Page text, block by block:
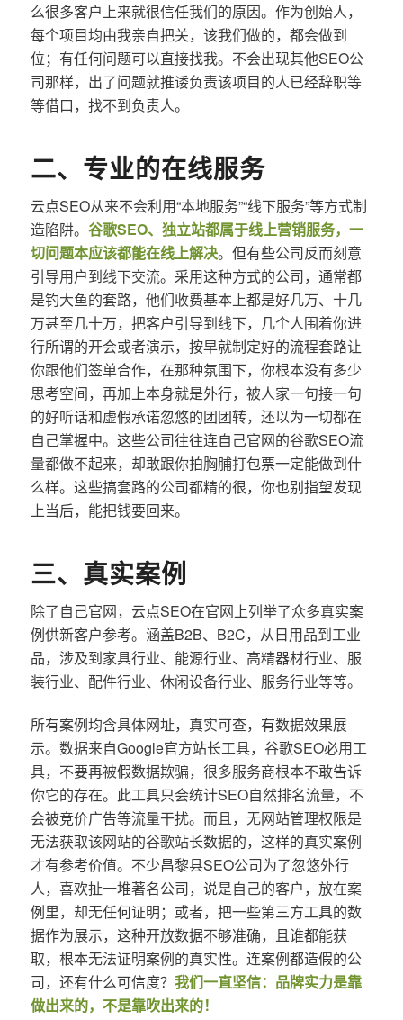
么很多客户上来就很信任我们的原因。作为创始人，
每个项目均由我亲自把关，该我们做的，都会做到
位；有任何问题可以直接找我。不会出现其他SEO公
司那样，出了问题就推诿负责该项目的人已经辞职等
等借口，找不到负责人。
二、专业的在线服务
云点SEO从来不会利用“本地服务”“线下服务”等方式制
造陷阱。 谷歌SEO、独立站都属于线上营销服务，一
切问题本应该都能在线上解决。但有些公司反而刻意
引导用户到线下交流。采用这种方式的公司，通常都
是钓大鱼的套路，他们收费基本上都是好几万、十几
万甚至几十万，把客户引导到线下，几个人围着你进
行所谓的开会或者演示，按早就制定好的流程套路让
你跟他们签单合作，在那种氛围下，你根本没有多少
思考空间，再加上本身就是外行，被人家一句接一句
的好听话和虚假承诺忽悠的团团转，还以为一切都在
自己掌握中。这些公司往往连自己官网的谷歌SEO流
量都做不起来，却敢跟你拍胸脯打包票一定能做到什
么样。这些搞套路的公司都精的很，你也别指望发现
上当后，能把钱要回来。
三、真实案例
除了自己官网，云点SEO在官网上列举了众多真实案
例供新客户参考。涵盖B2B、B2C，从日用品到工业
品，涉及到家具行业、能源行业、高精器材行业、服
装行业、配件行业、休闲设备行业、服务行业等等。
所有案例均含具体网址，真实可查，有数据效果展
示。数据来自Google官方站长工具，谷歌SEO必用工
具，不要再被假数据欺骗，很多服务商根本不敢告诉
你它的存在。此工具只会统计SEO自然排名流量，不
会被竞价广告等流量干扰。而且，无网站管理权限是
无法获取该网站的谷歌站长数据的，这样的真实案例
才有参考价值。不少昌黎县SEO公司为了忽悠外行
人，喜欢扯一堆著名公司，说是自己的客户，放在案
例里，却无任何证明；或者，把一些第三方工具的数
据作为展示，这种开放数据不够准确，且谁都能获
取，根本无法证明案例的真实性。连案例都造假的公
司，还有什么可信度？ 我们一直坚信：品牌实力是靠
做出来的，不是靠吹出来的！